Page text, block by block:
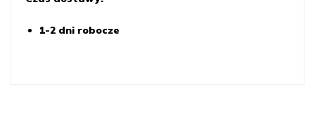
1-2 dni robocze